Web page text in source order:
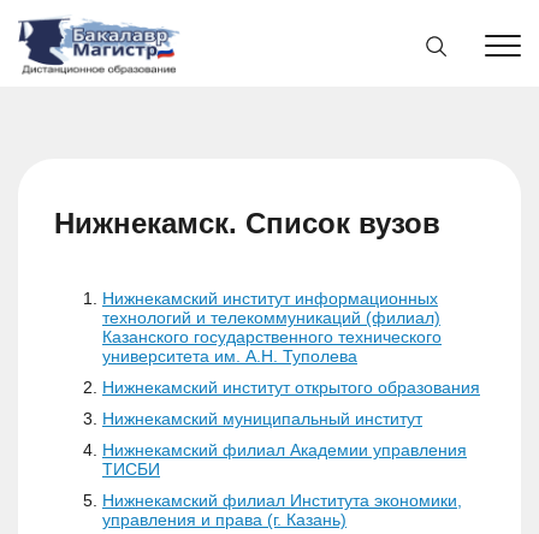
Нижнекамск. Список вузов
Нижнекамский институт информационных
технологий и телекоммуникаций (филиал)
Казанского государственного технического
университета им. А.Н. Туполева
Нижнекамский институт открытого образования
Нижнекамский муниципальный институт
Нижнекамский филиал Академии управления
ТИСБИ
Нижнекамский филиал Института экономики,
управления и права (г. Казань)